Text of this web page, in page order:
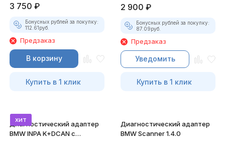
3 750 ₽
Бонусных рублей за покупку:
112.61руб.
Предзаказ
В корзину
Купить в 1 клик
2 900 ₽
Бонусных рублей за покупку:
87.09руб.
Предзаказ
Уведомить
Купить в 1 клик
хит
Диагностический адаптер
BMW INPA K+DCAN с
Диагностический адаптер
BMW Scanner 1.4.0